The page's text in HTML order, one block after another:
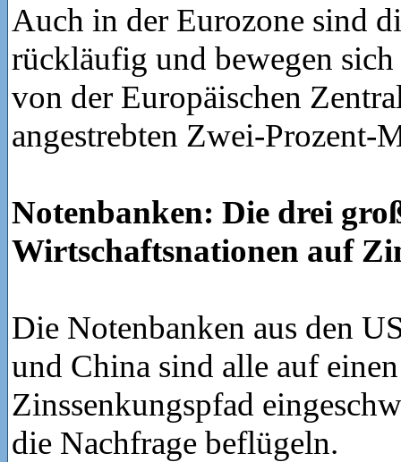
Auch in der Eurozone sind
rückläufig und bewegen
von der Europäischen
angestrebten Zwei-Prozent-
Notenbanken: Die drei
Wirtschaftsnationen auf
Die Notenbanken aus den
und China sind alle auf einen
Zinssenkungspfad
die Nachfrage beflügeln.